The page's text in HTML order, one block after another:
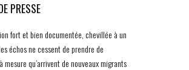
PRESSE
fort et bien documentée, chevillée à un
échos ne cessent de prendre de
mesure qu’arrivent de nouveaux migrants